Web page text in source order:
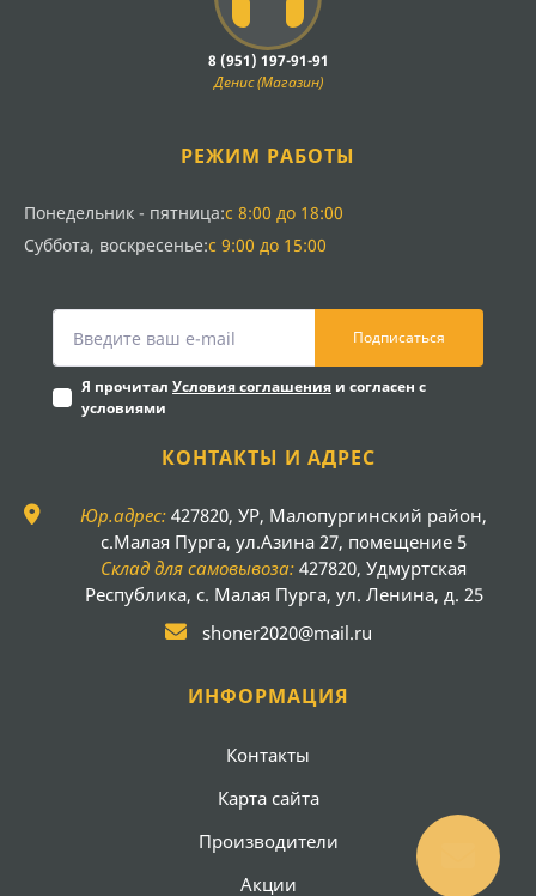
8 (951) 197-91-91
Денис (Магазин)
РЕЖИМ РАБОТЫ
Понедельник - пятница:с 8:00 до 18:00
Суббота, воскресенье:с 9:00 до 15:00
Подписаться
Я прочитал Условия соглашения и согласен с
условиями
КОНТАКТЫ И АДРЕС
Юр.адрес: 427820, УР, Малопургинский район,
с.Малая Пурга, ул.Азина 27, помещение 5
Склад для самовывоза: 427820, Удмуртская
Республика, с. Малая Пурга, ул. Ленина, д. 25
shoner2020@mail.ru
ИНФОРМАЦИЯ
Контакты
Карта сайта
Производители
Акции